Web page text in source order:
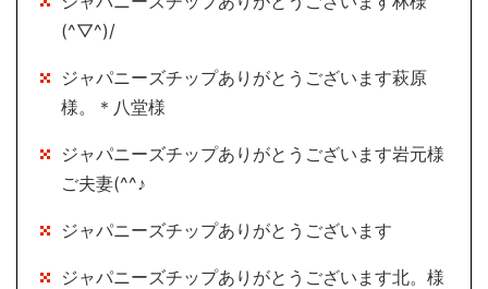
(^▽^)/
ジャパニーズチップありがとうございます萩原
様。＊八堂様
ジャパニーズチップありがとうございます岩元様
ご夫妻(^^♪
ジャパニーズチップありがとうございます
ジャパニーズチップありがとうございます北。様